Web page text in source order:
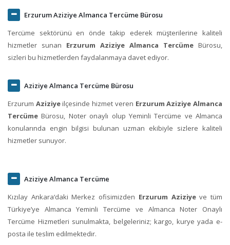
Erzurum Aziziye Almanca Tercüme Bürosu
Tercüme sektörünü en önde takip ederek müşterilerine kaliteli
hizmetler sunan Erzurum Aziziye Almanca Tercüme Bürosu,
sizleri bu hizmetlerden faydalanmaya davet ediyor.
Aziziye Almanca Tercüme Bürosu
Erzurum Aziziyeilçesinde hizmet veren Erzurum Aziziye Almanca
Tercüme Bürosu, Noter onaylı olup Yeminli Tercüme ve Almanca
konularında engin bilgisi bulunan uzman ekibiyle sizlere kaliteli
hizmetler sunuyor.
Aziziye Almanca Tercüme
Kızılay Ankara‘daki Merkez ofisimizden Erzurum Aziziyeve tüm
Türkiye’ye Almanca Yeminli Tercüme ve Almanca Noter Onaylı
Tercüme Hizmetleri sunulmakta, belgeleriniz; kargo, kurye yada e-
posta ile teslim edilmektedir.